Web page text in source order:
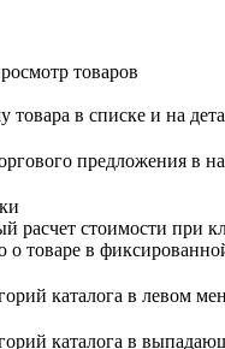
товаров
в списке и на
предложения в
расчет стоимости при
товаре в
каталога в левом
каталога в